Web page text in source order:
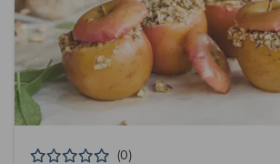
(0)